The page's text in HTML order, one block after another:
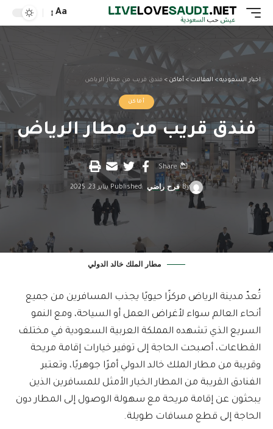
Aa
اخبار السعوديه> المقالات > أماكن > فندق قريب من مطار الرياض
أماكن
فندق قريب من مطار الرياض
By فرح راضي Published يناير 23, 2025
Share
مطار الملك خالد الدولي
تُعدّ مدينة الرياض مركزًا حيويًا يجذب المسافرين من جميع
أنحاء العالم سواء لأغراض العمل أو السياحة، ومع النمو
السريع الذي تشهده المملكة العربية السعودية في مختلف
القطاعات، أصبحت الحاجة إلى توفير خيارات إقامة مريحة
وقريبة من مطار الملك خالد الدولي أمرًا جوهريًا، وتعتبر
الفنادق القريبة من المطار الخيار الأمثل للمسافرين الذين
يبحثون عن إقامة مريحة مع سهولة الوصول إلى المطار دون
الحاجة إلى قطع مسافات طويلة.